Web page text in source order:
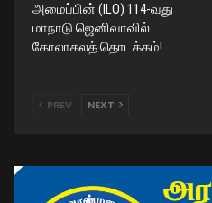
அமைப்பின் (ILO) 114-வது
மாநாடு ஜெனிவாவில்
கோலாகலத் தொடக்கம்!
PREV NEXT